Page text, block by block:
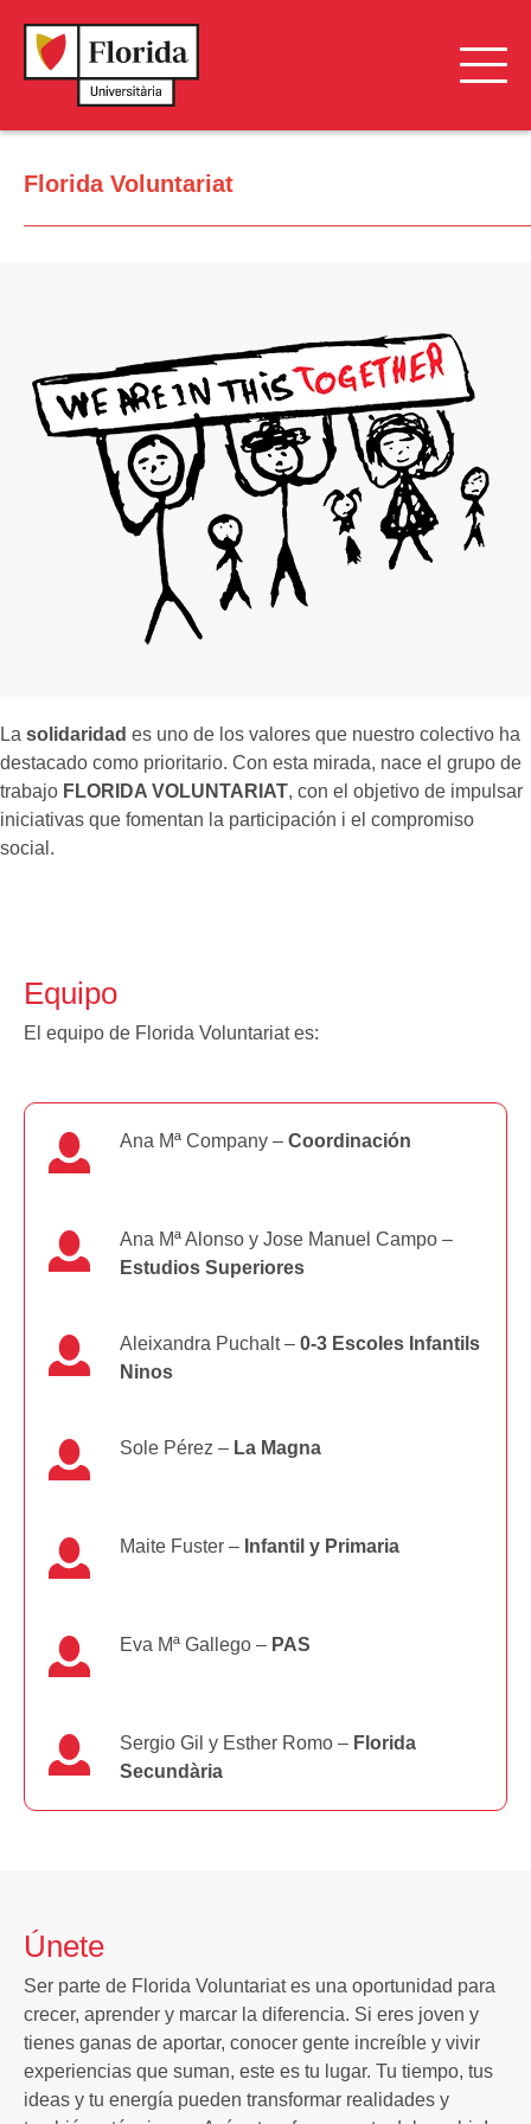
Ventajas
Florida Voluntariat
Campus Saludable
Florida Voluntariat
La solidaridad es uno de los valores que nuestro colectivo ha
destacado como prioritario. Con esta mirada, nace el grupo de
trabajo FLORIDA VOLUNTARIAT, con el objetivo de impulsar
iniciativas que fomentan la participación i el compromiso
social.
Equipo
El equipo de Florida Voluntariat es:
Ana Mª Company – Coordinación
Ana Mª Alonso y Jose Manuel Campo –
Estudios Superiores
Aleixandra Puchalt – 0-3 Escoles Infantils
Ninos
Sole Pérez – La Magna
Maite Fuster – Infantil y Primaria
Eva Mª Gallego – PAS
Sergio Gil y Esther Romo – Florida
Secundària
Únete
Ser parte de Florida Voluntariat es una oportunidad para
crecer, aprender y marcar la diferencia. Si eres joven y
tienes ganas de aportar, conocer gente increíble y vivir
experiencias que suman, este es tu lugar. Tu tiempo, tus
ideas y tu energía pueden transformar realidades y